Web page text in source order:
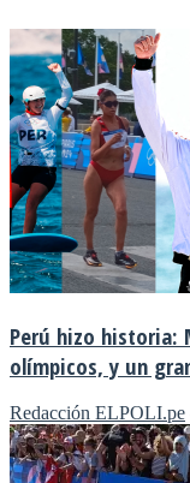
Perú hizo historia:
olímpicos, y un
Redacción ELPOLI.pe